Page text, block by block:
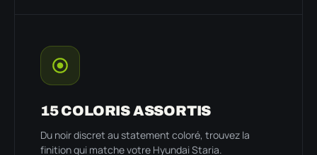
15 COLORIS ASSORTIS
Du noir discret au statement coloré, trouvez la
finition qui matche votre Hyundai Staria.